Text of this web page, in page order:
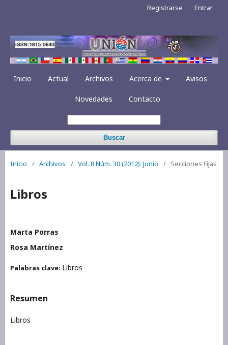
Inicio Actual Archivos Acerca de Avisos
Novedades Contacto
Buscar
Registrarse Entrar
Inicio / Archivos / Vol. 8 Núm. 30 (2012): Junio / Secciones Fijas
Libros
Marta Porras
Rosa Martínez
Palabras clave: Libros
Resumen
Libros